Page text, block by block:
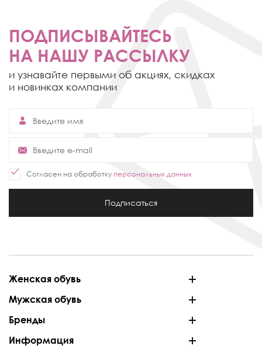
ПОДПИСЫВАЙТЕСЬ
НА НАШУ РАССЫЛКУ
и узнавайте первыми об акциях, скидках
и новинках компании
Согласен на обработку персональных данных
Подписаться
Женская обувь
Мужская обувь
Бренды
Информация